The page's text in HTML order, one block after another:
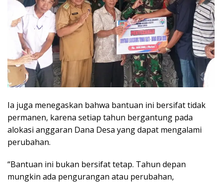
Ia juga menegaskan bahwa bantuan ini bersifat tidak
permanen, karena setiap tahun bergantung pada
alokasi anggaran Dana Desa yang dapat mengalami
perubahan.
“Bantuan ini bukan bersifat tetap. Tahun depan
mungkin ada pengurangan atau perubahan,